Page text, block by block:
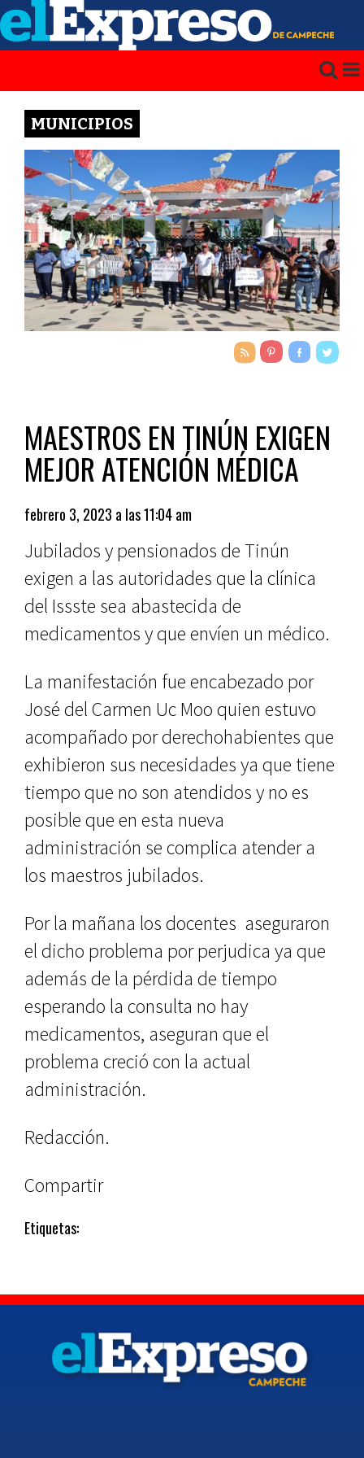
MUNICIPIOS
MAESTROS EN TINÚN EXIGEN
MEJOR ATENCIÓN MÉDICA
febrero 3, 2023 a las 11:04 am
Jubilados y pensionados de Tinún
exigen a las autoridades que la clínica
del Issste sea abastecida de
medicamentos y que envíen un médico.
La manifestación fue encabezado por
José del Carmen Uc Moo quien estuvo
acompañado por derechohabientes que
exhibieron sus necesidades ya que tiene
tiempo que no son atendidos y no es
posible que en esta nueva
administración se complica atender a
los maestros jubilados.
Por la mañana los docentes aseguraron
el dicho problema por perjudica ya que
además de la pérdida de tiempo
esperando la consulta no hay
medicamentos, aseguran que el
problema creció con la actual
administración.
Redacción.
Compartir
Etiquetas: